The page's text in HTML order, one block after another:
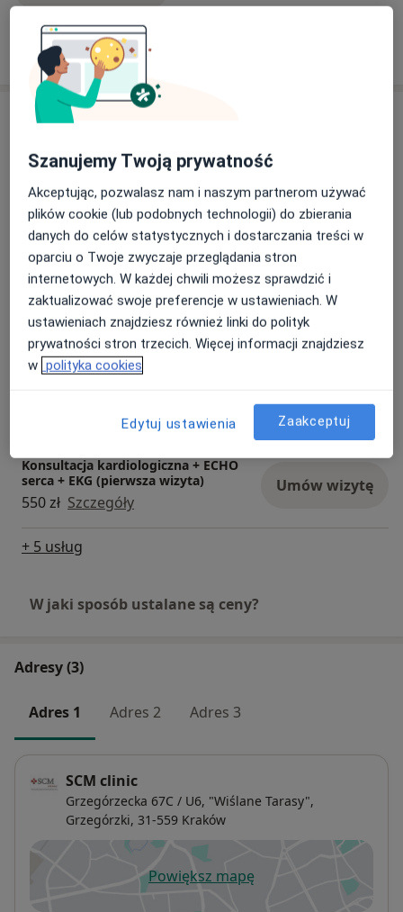
Łącznie 75 publikacji. Sumaryczny Impact Factor: 189.5
Liczba cytowań publikacji: 462
Indeks Hirscha: 12
Usługi i ceny
Konsultacja kardiologiczna
Od 300 zł Szczegóły
ECHO serca
Od 300 zł Szczegóły Umów wizytę
Holter ciśnieniowy
150 zł Szczegóły Umów wizytę
Konsultacja kardiologiczna (kolejna
Szczegóły
Umów wizytę
Konsultacja kardiologiczna + ECHO
serca + EKG (pierwsza wizyta)
550 zł Szczegóły
Umów wizytę
+ 5 usług
W jaki sposób ustalane są ceny?
Adresy (3)
Adres 1 Adres 2 Adres 3
SCM clinic
Grzegórzecka 67C / U6, "Wiślane Tarasy",
Grzegórzki, 31-559 Kraków
Powiększ mapęotwiera się w nowej karcie
Szanujemy Twoją prywatność
Akceptując, pozwalasz nam i naszym partnerom używać
plików cookie (lub podobnych technologii) do zbierania
danych do celów statystycznych i dostarczania treści w
oparciu o Twoje zwyczaje przeglądania stron
internetowych. W każdej chwili możesz sprawdzić i
zaktualizować swoje preferencje w ustawieniach. W
ustawieniach znajdziesz również linki do polityk
prywatności stron trzecich. Więcej informacji znajdziesz
w polityka cookies
Edytuj ustawienia Zaakceptuj